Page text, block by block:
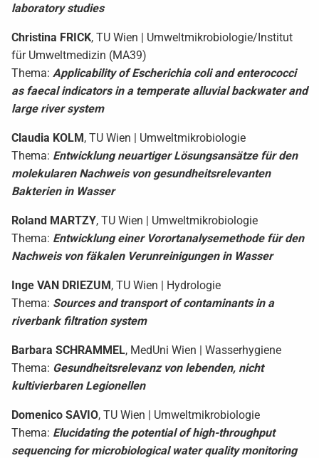
laboratory studies
Christina FRICK, TU Wien | Umweltmikrobiologie/Institut
für Umweltmedizin (MA39)
Thema: Applicability of Escherichia coli and enterococci
as faecal indicators in a temperate alluvial backwater and
large river system
Claudia KOLM, TU Wien | Umweltmikrobiologie
Thema: Entwicklung neuartiger Lösungsansätze für den
molekularen Nachweis von gesundheitsrelevanten
Bakterien in Wasser
Roland MARTZY, TU Wien | Umweltmikrobiologie
Thema: Entwicklung einer Vorortanalysemethode für den
Nachweis von fäkalen Verunreinigungen in Wasser
Inge VAN DRIEZUM, TU Wien | Hydrologie
Thema: Sources and transport of contaminants in a
riverbank filtration system
Barbara SCHRAMMEL, MedUni Wien | Wasserhygiene
Thema: Gesundheitsrelevanz von lebenden, nicht
kultivierbaren Legionellen
Domenico SAVIO, TU Wien | Umweltmikrobiologie
Thema: Elucidating the potential of high-throughput
sequencing for microbiological water quality monitoring